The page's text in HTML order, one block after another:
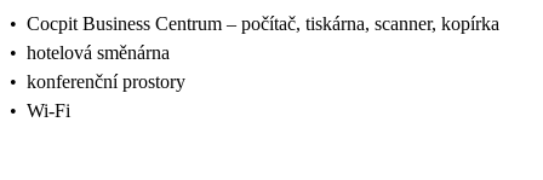
• Cocpit Business Centrum – počítač, tiskárna, scanner, kopírka
• hotelová směnárna
• konferenční prostory
• Wi-Fi